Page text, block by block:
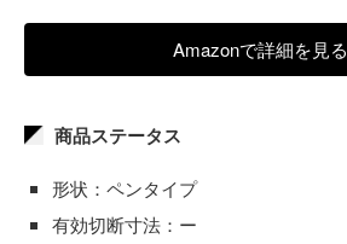
Amazonで詳細を見る
商品ステータス
形状：ペンタイプ
有効切断寸法：ー